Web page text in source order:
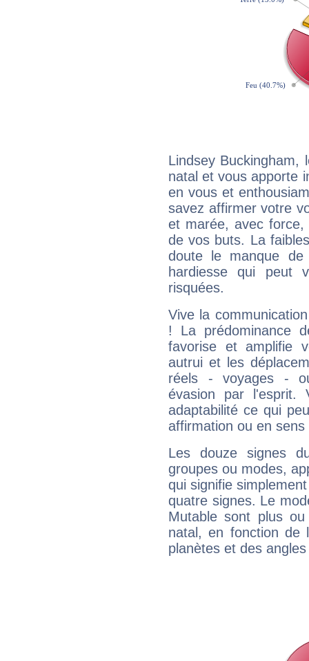
Lindsey Buckingham,
natal et vous apporte
en vous et
savez affirmer votre
et marée, avec
de vos buts. La
doute le manque
hardiesse qui peut
risquées.
Vive la
! La prédominance
favorise et amplifie
autrui et les
réels - voyages -
évasion par l'esprit.
adaptabilité ce qui
affirmation ou en
Les douze signes
groupes ou modes,
qui signifie
quatre signes. Le
Mutable sont plus
natal, en fonction de
planètes et des